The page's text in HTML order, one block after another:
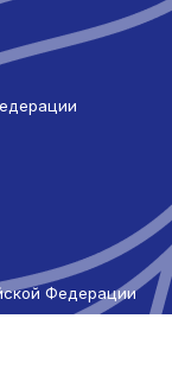
Федерации